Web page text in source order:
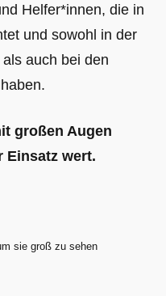
Helfer*innen, die in
und sowohl in der
auch bei den
großen Augen
Einsatz wert.
sie groß zu sehen